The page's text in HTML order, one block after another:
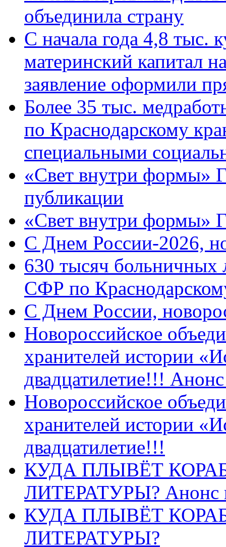
объединила страну
С начала года 4,8 тыс.
материнский капитал
заявление оформили
Более 35 тыс.
по Краснодарскому
специальными
«Свет внутри формы»
публикации
«Свет внутри формы»
C Днем России-2026,
630 тысяч больничных
СФР по
C Днем России,
Новороссийское
хранителей истории
двадцатилетие!!!
Новороссийское
хранителей истории
двадцатилетие!!!
КУДА ПЛЫВЁТ
ЛИТЕРАТУРЫ? Анонс
КУДА ПЛЫВЁТ
ЛИТЕРАТУРЫ?